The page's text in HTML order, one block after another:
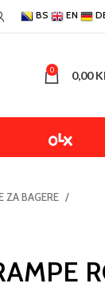
BS EN
0 0,00
ZA BAGERE